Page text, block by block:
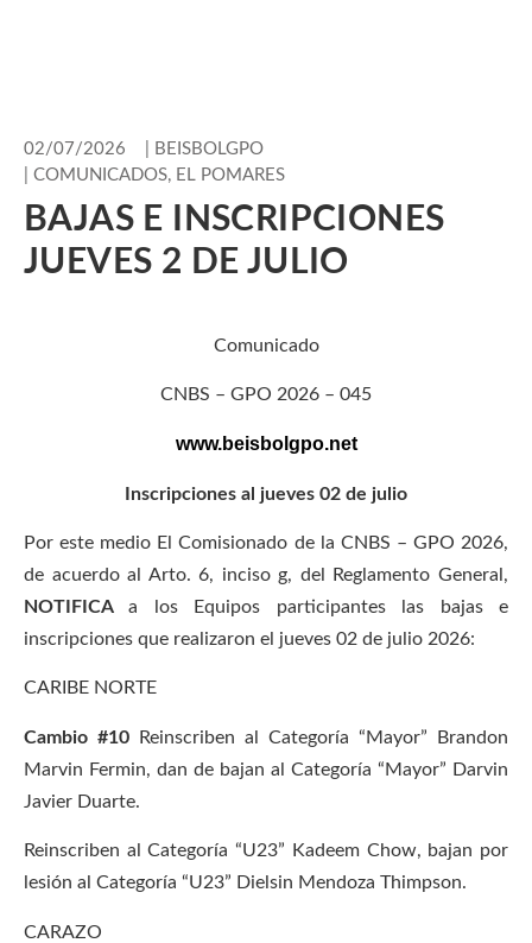
02/07/2026
BEISBOLGPO
COMUNICADOS, EL POMARES
BAJAS E INSCRIPCIONES
JUEVES 2 DE JULIO
Comunicado
CNBS – GPO 2026 – 045
www.beisbolgpo.net
Inscripciones al jueves 02 de julio
Por este medio El Comisionado de la CNBS – GPO 2026,
de acuerdo al Arto. 6, inciso g, del Reglamento General,
NOTIFICAa los Equipos participantes las bajas e
inscripciones que realizaron el jueves 02 de julio 2026:
CARIBE NORTE
Cambio #10 Reinscriben al Categoría “Mayor” Brandon
Marvin Fermin, dan de bajan al Categoría “Mayor” Darvin
Javier Duarte.
Reinscriben al Categoría “U23” Kadeem Chow, bajan por
lesión al Categoría “U23” Dielsin Mendoza Thimpson.
CARAZO